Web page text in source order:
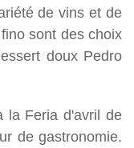
de vins et de
sont des choix
doux Pedro
la Feria d'avril de
de gastronomie.